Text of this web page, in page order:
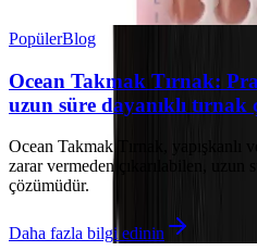
PopülerBlog
Ocean Takmak Tırnak:
uzun süre dayanıklı tırnak
Ocean Takmak Tırnak, yapışkanlı
zarar vermeden çıkarılabilen, uzun
çözümüdür.
Daha fazla bilgi edinin